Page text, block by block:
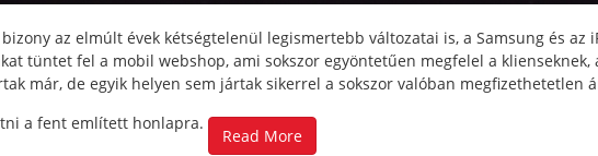
az elmúlt évek kétségtelenül legismertebb változatai is, a Samsung és az
tüntet fel a mobil webshop, ami sokszor egyöntetűen megfelel a klienseknek,
már, de egyik helyen sem jártak sikerrel a sokszor valóban megfizethetetlen
a fent említett honlapra.
Read More